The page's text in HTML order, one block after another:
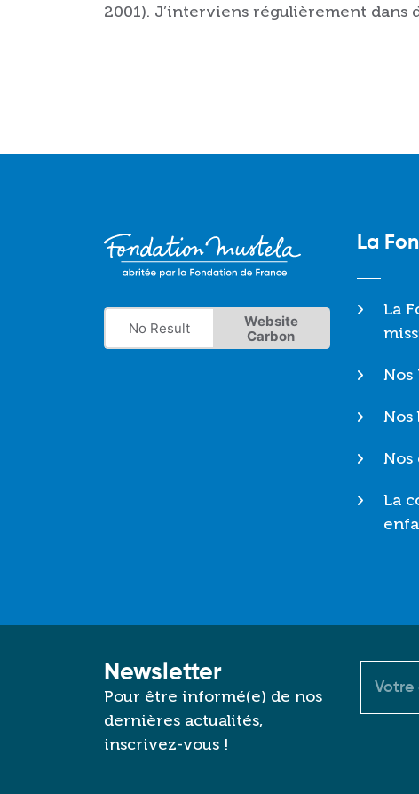
2001). J’interviens régulièrement
No Result
Website
Carbon
La
La
Nos
Nos
Nos
La
Newsletter
Pour être informé(e) de nos
dernières actualités,
inscrivez-vous !